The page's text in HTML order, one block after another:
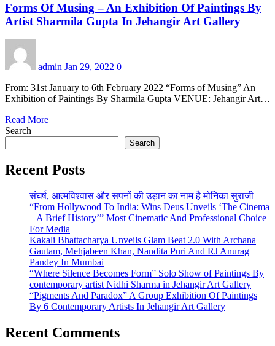
Forms Of Musing – An Exhibition Of Paintings By
Artist Sharmila Gupta In Jehangir Art Gallery
admin Jan 29, 2022 0
From: 31st January to 6th February 2022 “Forms of Musing” An
Exhibition of Paintings By Sharmila Gupta VENUE: Jehangir Art…
Read More
Search
Search
Recent Posts
संघर्ष, आत्मविश्वास और सपनों की उड़ान का नाम है मोनिका सुराजी
“From Hollywood To India: Wins Deus Unveils ‘The Cinema
– A Brief History’” Most Cinematic And Professional Choice
For Media
Kakali Bhattacharya Unveils Glam Beat 2.0 With Archana
Gautam, Mehjabeen Khan, Nandita Puri And RJ Anurag
Pandey In Mumbai
“Where Silence Becomes Form” Solo Show of Paintings By
contemporary artist Nidhi Sharma in Jehangir Art Gallery
“Pigments And Paradox” A Group Exhibition Of Paintings
By 6 Contemporary Artists In Jehangir Art Gallery
Recent Comments